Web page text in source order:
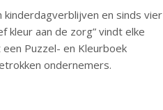
kinderdagverblijven en sinds vier
kleur aan de zorg” vindt elke
Puzzel- en Kleurboek
ondernemers.